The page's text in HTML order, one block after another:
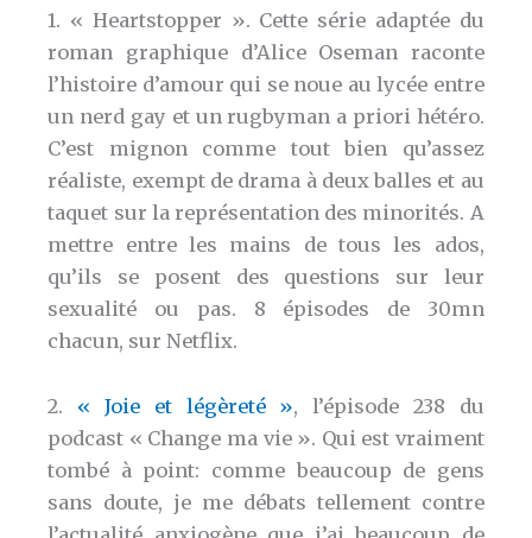
1. « Heartstopper ». Cette série adaptée du
roman graphique d’Alice Oseman raconte
l’histoire d’amour qui se noue au lycée entre
un nerd gay et un rugbyman a priori hétéro.
C’est mignon comme tout bien qu’assez
réaliste, exempt de drama à deux balles et au
taquet sur la représentation des minorités. A
mettre entre les mains de tous les ados,
qu’ils se posent des questions sur leur
sexualité ou pas. 8 épisodes de 30mn
chacun, sur Netflix.
2. « Joie et légèreté », l’épisode 238 du
podcast « Change ma vie ». Qui est vraiment
tombé à point: comme beaucoup de gens
sans doute, je me débats tellement contre